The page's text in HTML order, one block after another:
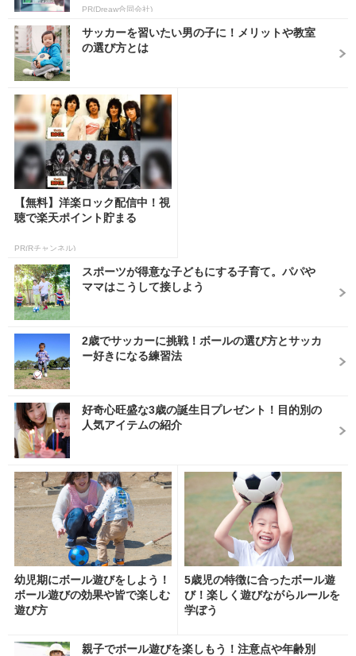
PR(Dreaw合同会社)
サッカーを習いたい男の子に！メリットや教室
の選び方とは
【無料】洋楽ロック配信中！視
聴で楽天ポイント貯まる
PR(Rチャンネル)
スポーツが得意な子どもにする子育て。パパや
ママはこうして接しよう
2歳でサッカーに挑戦！ボールの選び方とサッカ
ー好きになる練習法
好奇心旺盛な3歳の誕生日プレゼント！目的別の
人気アイテムの紹介
幼児期にボール遊びをしよう！
ボール遊びの効果や皆で楽しむ
遊び方
5歳児の特徴に合ったボール遊
び！楽しく遊びながらルールを
学ぼう
親子でボール遊びを楽しもう！注意点や年齢別